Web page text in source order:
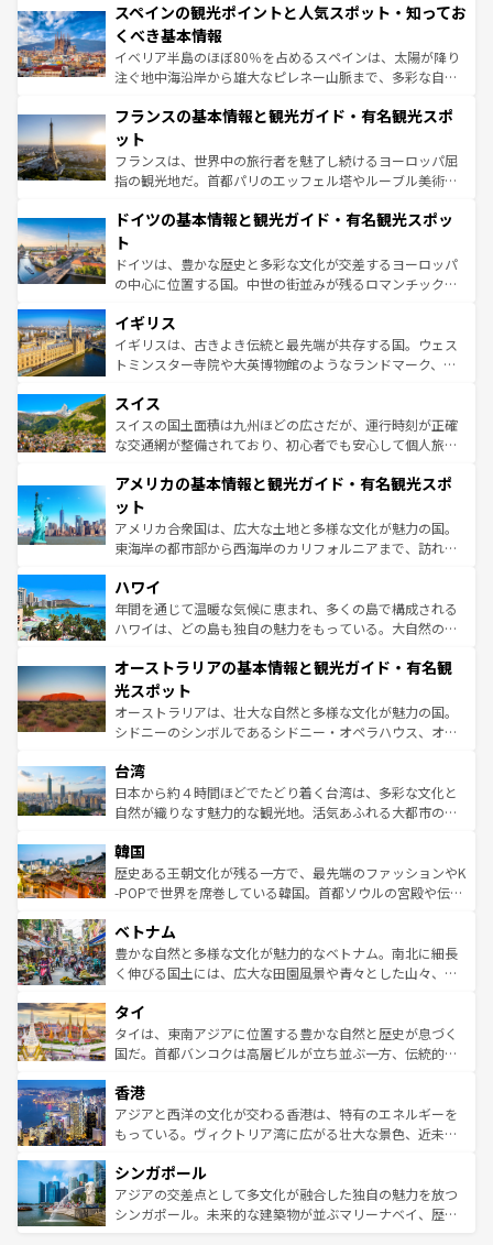
ろん、トスカーナの美しい田園風景やアマルフィ海岸の絶
景など、自然景観も見逃せない。観光の合間には、本場の
ピザやパスタなど、絶品のイタリア料理を堪能することも
できる。朝目覚めてから夜眠るまで、すべての瞬間を楽し
なお、新着のイタリア情報はコンテンツ一覧を参照してほ
しい。
スペインの観光ポイントと人気スポット・知ってお
くべき基本情報
イベリア半島のほぼ80％を占めるスペインは、太陽が降り
注ぐ地中海沿岸から雄大なピレネー山脈まで、多彩な自然
文化が根付くこの国では、情熱的なフラメンコ、熱気あふ
れる闘牛、そして美味しいタパスが生活の一部となってい
る。首都マドリードの洗練された雰囲気や、バルセロナの
アートに溢れた街角から、地方では古代ローマ遺跡や中世
せる。地方によって風土や気候が異なるスペインはその個
ンテンツ一覧 を参照してほしい。
フランスの基本情報と観光ガイド・有名観光スポ
ット
フランスは、世界中の旅行者を魅了し続けるヨーロッパ屈
指の観光地だ。首都パリのエッフェル塔やルーブル美術館
で、幅広い魅力が詰まっている。華麗な宮殿、歴史的な大
聖堂、美しいビーチ、そして豊かな自然が、訪れる者を心
から魅了する。また、フランスは美食の国としても知ら
れ、フランス料理はユネスコ無形文化遺産にも登録されて
香り高いラベンダー畑など、多彩な楽しみ方が可能だ。さ
らに、パリ以外の地域にも魅力が溢れており、どの街角に
も豊かな歴史と文化が息づいている。パリ以外の個性あふ
を参照してほしい。
ドイツの基本情報と観光ガイド・有名観光スポッ
ト
ドイツは、豊かな歴史と多彩な文化が交差するヨーロッパ
の中心に位置する国。中世の街並みが残るロマンチック街
顔を持つこの国は、どこを歩いても飽きることがない。ベ
ルリンの文化的活気、バイエルン州のアルプスの絶景、そ
してライン川沿いのワイン畑といった風景は必見。ビール
は、お酒好きな人にはぜひ体験してほしい。 なお、新着の
ドイツ情報はコンテンツ一覧を参照してほしい。
イギリス
イギリスは、古きよき伝統と最先端が共存する国。ウェス
トミンスター寺院や大英博物館のようなランドマーク、歴
リアごとに異なる魅力がある。また、優雅なアフタヌーン
ティー、ビール好きにはたまらない英国パブ、サッカー観
戦など、本場だからこそできる体験も豊富。イギリスを旅
ンツ一覧を参照してほしい。
スイス
スイスの国土面積は九州ほどの広さだが、運行時刻が正確
な交通網が整備されており、初心者でも安心して個人旅行
の建物がそのまま残る町や、スイスならではのユニークな
博物館もあり、アルプス観光だけでなく町歩きも満喫する
ことができる。国民の所得が高いため物価も高いが、旅行
者向けの交通パス提供のサービスもあり、うまく活用すれ
着のスイス情報は
アメリカの基本情報と観光ガイド・有名観光スポ
ット
アメリカ合衆国は、広大な土地と多様な文化が魅力の国。
東海岸の都市部から西海岸のカリフォルニアまで、訪れる
のような巨大都市は、観光、ショッピング、エンターテイ
ンメントが詰まった刺激的なスポットだ。一方、アメリカ
西部には大自然が広がり、グランドキャニオンやイエロー
部のニューオーリンズでは、音楽と美食が融合した独特の
文化が魅力。旅行者はアメリカの各地域で異なる魅力を楽
しみながら、その多様性と豊かな歴史を感じることができ
るだろう。車でのロードトリップや列車の旅も、アメリカ
情報は
ハワイ
年間を通じて温暖な気候に恵まれ、多くの島で構成される
ハワイは、どの島も独自の魅力をもっている。大自然の神
ワイ島は見逃せない。また、定番の観光地といえばオアフ
島だが、静かな自然を求めるならマウイ島やカウアイ島が
おすすめ。エメラルドグリーンに輝く海をはじめ、豊かな
文化や歴史が息づいている。「アロハスピリット」と呼ば
人々、おいしいローカルフードやハワイアンミュージッ
ク、伝統的なフラダンスなど、すべてがハワイの魅力を彩
っている。訪れるたびに新しい発見と感動が待っているハ
はコンテンツ一覧
オーストラリアの基本情報と観光ガイド・有名観
光スポット
オーストラリアは、壮大な自然と多様な文化が魅力の国。
シドニーのシンボルであるシドニー・オペラハウス、オー
リアリーフや大陸中央部にそびえるウルル（エアーズロッ
ク）、タスマニアの美しい原生林やケアンズの熱帯雨林な
ど、見どころがたくさん。また、カフェやワイン、オージ
いる。アクティビティも充実しており、サーフィンやダイ
ビング、ハイキングなど、アウトドア好きにはたまらな
い。オーストラリアの多彩な魅力を存分に味わいつくそ
参照してほしい。
台湾
日本から約４時間ほどでたどり着く台湾は、多彩な文化と
自然が織りなす魅力的な観光地。活気あふれる大都市の台
ン）、静ひつな山岳地帯である台湾東部など、都市の喧騒
と山間の静けさが共存しており、訪れる人に新しい発見と
驚きをもたらしてくれる。また、奥深い台湾の食文化も魅
容にもいいと評判のスイーツなど、バラエティ豊かな料理
が味わえる。 なお、新着の台湾情報は コンテンツ一覧を参
照してほしい。
韓国
歴史ある王朝文化が残る一方で、最先端のファッションやK
-POPで世界を席巻している韓国。首都ソウルの宮殿や伝統
き、地方に足を延ばせば四季折々の自然美を楽しむことが
できる。そして、キムチや焼肉、絶品のストリートフード
まで、さまざまな韓国料理が待っている。夜には、韓国な
リティに包まれながら、韓国の多彩な魅力を心ゆくまで味
わってみてほしい。 なお、新着の韓国情報はコンテンツ一
覧を参照してほしい。
ベトナム
豊かな自然と多様な文化が魅力的なベトナム。南北に細長
く伸びる国土には、広大な田園風景や青々とした山々、世
急速な発展と共に伝統が息づく。ハノイの古い町並みやホ
ーチミン市のフランス統治時代の建物も、独特の雰囲気を
醸し出している。また、バラエティの豊かさとおいしさで
とつ。フォーやバインミー、ベトナムコーヒーなどは、ぜ
ひ現地で味わいたい。どの地域を訪れてもあたたかい人々
が旅行者を迎えてくれるので、きっと忘れられない旅にな
参照してほしい。
タイ
タイは、東南アジアに位置する豊かな自然と歴史が息づく
国だ。首都バンコクは高層ビルが立ち並ぶ一方、伝統的な
の活気が交差している。北部ではチェンマイなどの山岳地
帯で自然と触れ合い、南部ではプーケットやクラビの美し
いビーチでリゾート気分を楽しむことができる。タイ料理
激する。気候は一年中温暖で、どの季節にも異なる楽しみ
が待っている。親しみやすいタイの人々、仏教を中心とし
た文化、そして多様な観光資源が、訪れる旅人を魅了し続
香港
アジアと西洋の文化が交わる香港は、特有のエネルギーを
もっている。ヴィクトリア湾に広がる壮大な景色、近未来
み、どこを訪れても感動するはず。観光スポットが密集し
ており、効率よく見どころを回れるのも魅力。息をのむよ
うな絶景から文化的な体験まで、香港を存分に楽しみ尽く
シンガポール
アジアの交差点として多文化が融合した独自の魅力を放つ
シンガポール。未来的な建築物が並ぶマリーナベイ、歴史